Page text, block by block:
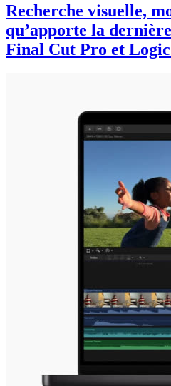
Recherche visuelle,
qu’apporte la
Final Cut Pro et